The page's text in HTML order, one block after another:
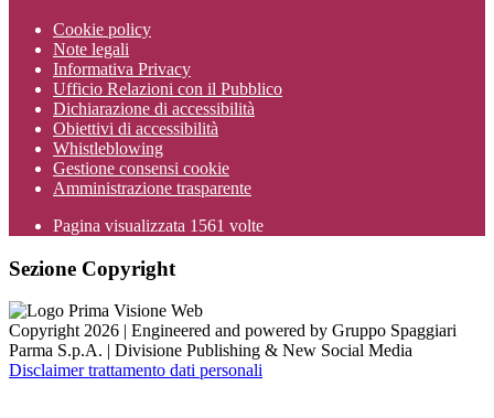
Cookie policy
Note legali
Informativa Privacy
Ufficio Relazioni con il Pubblico
Dichiarazione di accessibilità
Obiettivi di accessibilità
Whistleblowing
Gestione consensi cookie
Amministrazione trasparente
Pagina visualizzata 1561 volte
Sezione Copyright
Copyright 2026 | Engineered and powered by Gruppo Spaggiari
Parma S.p.A. | Divisione Publishing & New Social Media
Disclaimer trattamento dati personali